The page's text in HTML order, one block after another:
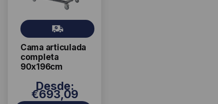
Cama articulada
completa
90x196cm
Gr
ati
s
Desde:
€693,09